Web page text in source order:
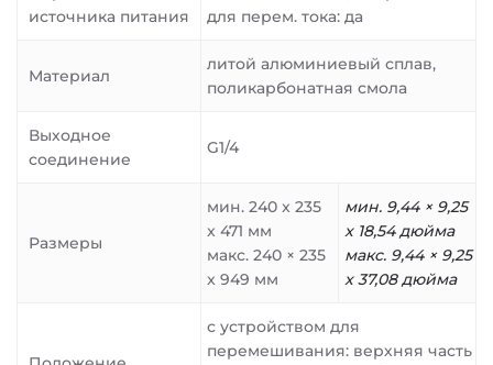
источника питания
для перем. тока: да
Материал
литой алюминиевый сплав,
поликарбонатная смола
Выходное
соединение
G1/4
Размеры
мин. 240 x 235
x 471 мм
макс. 240 × 235
x 949 мм
мин. 9,44 × 9,25
x 18,54 дюйма
макс. 9,44 × 9,25
x 37,08 дюйма
с устройством для
перемешивания: верхняя часть